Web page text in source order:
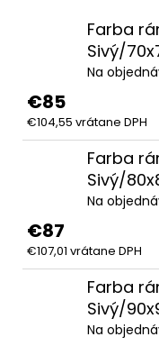
Farba
Sivý/
Na
€85
€104,55 vrátane DPH
Farba
Sivý/
Na
€87
€107,01 vrátane DPH
Farba
Sivý/
Na